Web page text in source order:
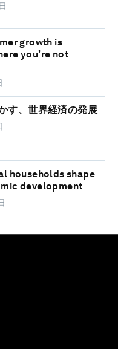
growth is
you’re not
す、世界経済の発展
households shape
development